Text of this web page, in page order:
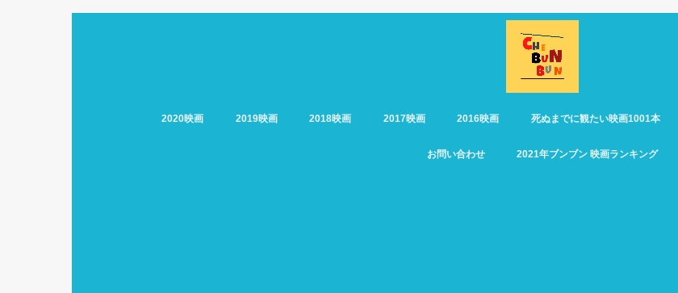
2020映画 2019映画 2018映画 2017映画 2016映画 死ぬまでに観たい映画1001本
お問い合わせ 2021年ブンブン 映画ランキング